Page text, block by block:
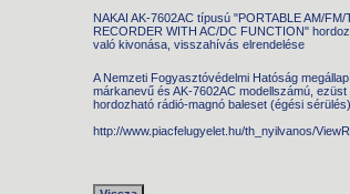
NAKAI AK-7602AC típusú "PORTABLE AM/
RECORDER WITH AC/DC FUNCTION"
való kivonása, visszahívás elrendelése
A Nemzeti Fogyasztóvédelmi Hatóság
márkanevű és AK-7602AC modellszámú,
hordozható rádió-magnó baleset (égési
http://www.piacfelugyelet.hu/th_nyilvanos/